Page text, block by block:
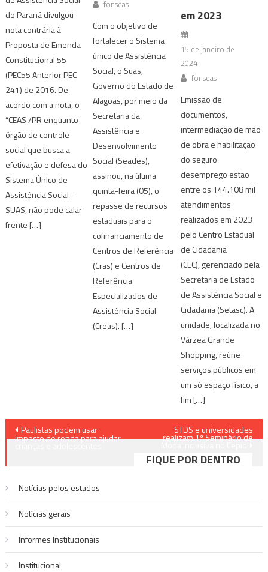
do Paraná divulgou
nota contrária à
Proposta de Emenda
Constitucional 55
(PEC55 Anterior PEC
241) de 2016. De
acordo com a nota, o
“CEAS /PR enquanto
órgão de controle
social que busca a
efetivação e defesa do
Sistema Único de
Assistência Social –
SUAS, não pode calar
frente […]
fonseas
Com o objetivo de
fortalecer o Sistema
único de Assistência
Social, o Suas,
Governo do Estado de
Alagoas, por meio da
Secretaria da
Assistência e
Desenvolvimento
Social (Seades),
assinou, na última
quinta-feira (05), o
repasse de recursos
estaduais para o
cofinanciamento de
Centros de Referência
(Cras) e Centros de
Referência
Especializados de
Assistência Social
(Creas). […]
em 2023
15 de janeiro de
2024
fonseas
Emissão de
documentos,
intermediação de mão
de obra e habilitação
do seguro
desemprego estão
entre os 144.108 mil
atendimentos
realizados em 2023
pelo Centro Estadual
de Cidadania
(CEC), gerenciado pela
Secretaria de Estado
de Assistência Social e
Cidadania (Setasc). A
unidade, localizada no
Várzea Grande
Shopping, reúne
serviços públicos em
um só espaço físico, a
fim […]
Navegação
Paulistas podem usar
imposto de renda para ajudar
STDS e universidades
realizam 1º Seminário de
FIQUE POR DENTRO
Notícias pelos estados
Notí­cias gerais
Informes Institucionais
Institucional